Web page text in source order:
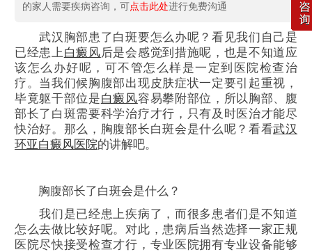
的家人需要疾病咨询，可点击此处进行免费沟通
武汉胸部患了白斑要怎么办呢？看见我们自己是
已经患上白癜风后是会感觉到措施呢，也是不知道应
该怎么办好呢，可不管怎么样是一定到医院检查治
疗。当我们候胸腹部出现皮肤症状一定要引起重视，
毕竟躯干部位是白癜风容易攀附部位，所以胸部、腹
部长了白斑需要科学治疗才行，只有及时医治才能尽
快治好。那么，胸腹部长白斑会是什么呢？看看武汉
环亚白癜风医院的讲解吧。
胸腹部长了白斑会是什么？
我们是已经患上疾病了，而很多患者们是不知道
怎么去做比较好呢。对此，患病后当然选择一家正规
医院尽快接受检查才行，专业医院拥有专业设备能够